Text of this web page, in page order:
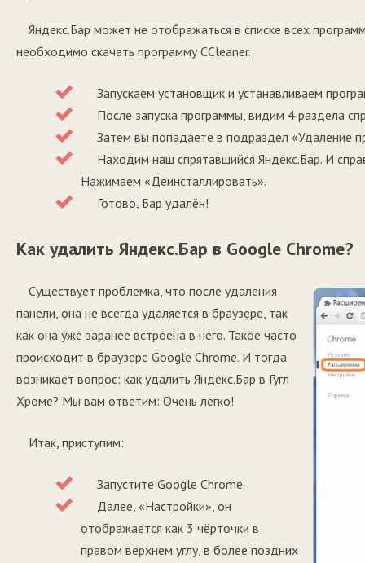
Яндекс.Бар может не отображаться в списке всех
необходимо скачать программу CCleaner.
Запускаем установщик и устанавливаем
После запуска программы, видим 4 раздела
Затем вы попадаете в подраздел «Удаление
Находим наш спрятавшийся Яндекс.Бар. И
Нажимаем «Деинсталлировать».
Готово, Бар удалён!
Как удалить Яндекс.Бар в Google Chrome?
Существует проблемка, что после удаления
панели, она не всегда удаляется в браузере, так
как она уже заранее встроена в него. Такое часто
происходит в браузере Google Chrome. И тогда
возникает вопрос: как удалить Яндекс.Бар в Гугл
Хроме? Мы вам ответим: Очень легко!
Итак, приступим:
Запустите Google Chrome.
Далее, «Настройки», он
отображается как 3 чёрточки в
правом верхнем углу, в более поздних